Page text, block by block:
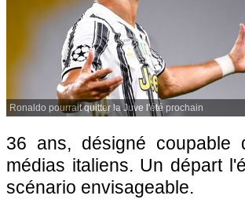
Ronaldo pourrait quitter la Juve l'été prochain
36 ans, désigné
médias italiens. Un départ
scénario envisageable.